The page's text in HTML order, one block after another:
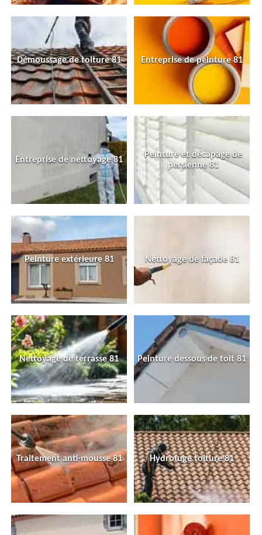
Démoussage de toiture 81 Entreprise de peinture 81
Entreprise de nettoyage 81
Peinture et décapage de
persienne 81
Peinture extérieure 81 Nettoyage de façade 81
Nettoyage de terrasse 81 Peinture dessous de toit 81
Traitement anti-mousse 81 Hydrofuge toiture 81